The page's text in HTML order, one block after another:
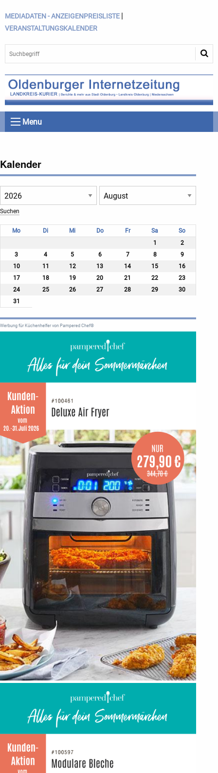
MEDIADATEN - ANZEIGENPREISLISTE |
VERANSTALTUNGSKALENDER
Menu
Kalender
Mo Di Mi Do Fr Sa
So
1
2
3
4 5 6 7 8
9
10
11 12 13 14 15
16
17
18 19 20 21 22
23
24
25 26 27 28 29
30
31
Werbung für Küchenhelfer von Pampered Chef®